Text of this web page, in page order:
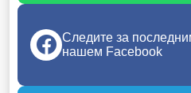
Следите за
нашем Facebook